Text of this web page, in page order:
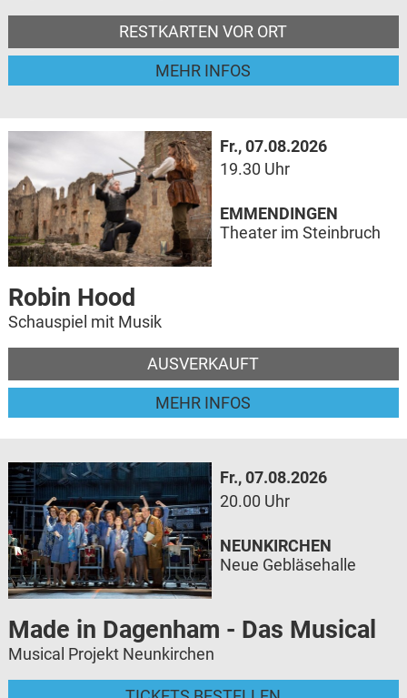
RESTKARTEN VOR ORT
MEHR INFOS
Fr., 07.08.2026
19.30 Uhr
Robin Hood
Schauspiel mit Musik
AUSVERKAUFT
MEHR INFOS
EMMENDINGEN
Theater im Steinbruch
Fr., 07.08.2026
20.00 Uhr
Made in Dagenham - Das Musical
Musical Projekt Neunkirchen
NEUNKIRCHEN
Neue Gebläsehalle